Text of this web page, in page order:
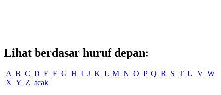
Lihat berdasar huruf depan:
A B C D E F G H I J K L M N O P Q R S T U V W
X Y Z acak